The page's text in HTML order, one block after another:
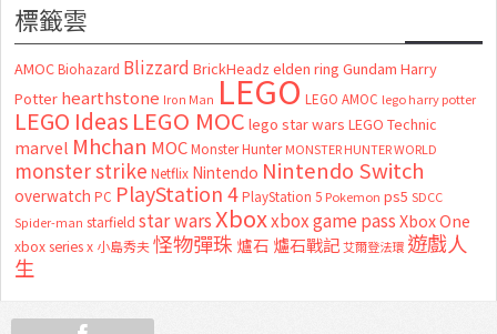
標籤雲
AMOC Biohazard Blizzard BrickHeadz elden ring Gundam Harry
Potter hearthstone Iron Man LEGO LEGO AMOC lego harry potter
LEGO Ideas LEGO MOC lego star wars LEGO Technic
marvel Mhchan MOC Monster Hunter MONSTER HUNTER WORLD
monster strike Netflix Nintendo Nintendo Switch
overwatch PC PlayStation 4 PlayStation 5 Pokemon ps5 SDCC
Spider-man starfield star warsXboxxbox game passXbox One
xbox series x 小島秀夫怪物彈珠 爐石 爐石戰記艾爾登法環 遊戲人
生